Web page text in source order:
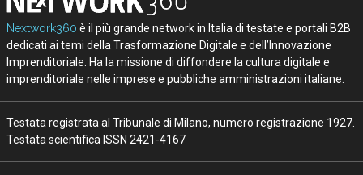
Nextwork360 è il più grande network in Italia di testate e portali B2B
dedicati ai temi della Trasformazione Digitale e dell’Innovazione
Imprenditoriale. Ha la missione di diffondere la cultura digitale e
imprenditoriale nelle imprese e pubbliche amministrazioni italiane.
Testata registrata al Tribunale di Milano, numero registrazione 1927.
Testata scientifica ISSN 2421-4167